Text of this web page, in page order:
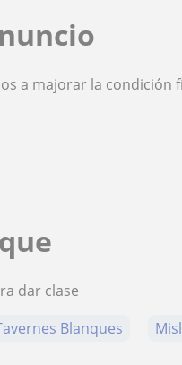
a majorar la condición
dar clase
Blanques